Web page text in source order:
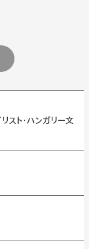
ト・ハンガリー文